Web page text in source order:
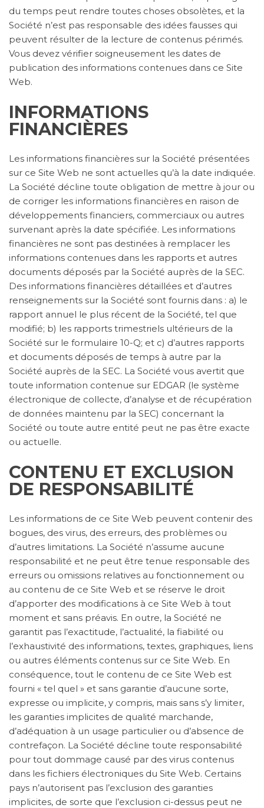
du temps peut rendre toutes choses obsolètes, et la
Société n’est pas responsable des idées fausses qui
peuvent résulter de la lecture de contenus périmés.
Vous devez vérifier soigneusement les dates de
publication des informations contenues dans ce Site
Web.
INFORMATIONS
FINANCIÈRES
Les informations financières sur la Société présentées
sur ce Site Web ne sont actuelles qu’à la date indiquée.
La Société décline toute obligation de mettre à jour ou
de corriger les informations financières en raison de
développements financiers, commerciaux ou autres
survenant après la date spécifiée. Les informations
financières ne sont pas destinées à remplacer les
informations contenues dans les rapports et autres
documents déposés par la Société auprès de la SEC.
Des informations financières détaillées et d’autres
renseignements sur la Société sont fournis dans : a) le
rapport annuel le plus récent de la Société, tel que
modifié; b) les rapports trimestriels ultérieurs de la
Société sur le formulaire 10-Q; et c) d’autres rapports
et documents déposés de temps à autre par la
Société auprès de la SEC. La Société vous avertit que
toute information contenue sur EDGAR (le système
électronique de collecte, d’analyse et de récupération
de données maintenu par la SEC) concernant la
Société ou toute autre entité peut ne pas être exacte
ou actuelle.
CONTENU ET EXCLUSION
DE RESPONSABILITÉ
Les informations de ce Site Web peuvent contenir des
bogues, des virus, des erreurs, des problèmes ou
d’autres limitations. La Société n’assume aucune
responsabilité et ne peut être tenue responsable des
erreurs ou omissions relatives au fonctionnement ou
au contenu de ce Site Web et se réserve le droit
d’apporter des modifications à ce Site Web à tout
moment et sans préavis. En outre, la Société ne
garantit pas l’exactitude, l’actualité, la fiabilité ou
l’exhaustivité des informations, textes, graphiques, liens
ou autres éléments contenus sur ce Site Web. En
conséquence, tout le contenu de ce Site Web est
fourni « tel quel » et sans garantie d’aucune sorte,
expresse ou implicite, y compris, mais sans s’y limiter,
les garanties implicites de qualité marchande,
d’adéquation à un usage particulier ou d’absence de
contrefaçon. La Société décline toute responsabilité
pour tout dommage causé par des virus contenus
dans les fichiers électroniques du Site Web. Certains
pays n’autorisent pas l’exclusion des garanties
implicites, de sorte que l’exclusion ci-dessus peut ne